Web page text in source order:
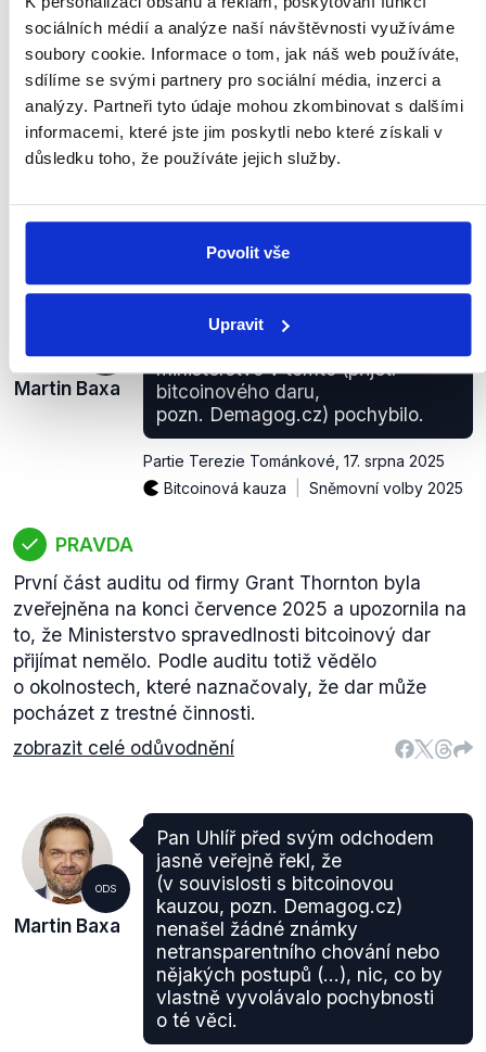
sociálních médií a analýze naší návštěvnosti využíváme
soubory cookie. Informace o tom, jak náš web používáte,
sdílíme se svými partnery pro sociální média, inzerci a
analýzy. Partneři tyto údaje mohou zkombinovat s dalšími
informacemi, které jste jim poskytli nebo které získali v
důsledku toho, že používáte jejich služby.
Povolit vše
Upravit
NEPRAVDA
Martin Baxa ani v Partii z 8. června, ani později
neřekl, že by se kauzou měla zabývat policie nebo
další orgány činné v trestním řízení. Teprve 18.
zobrazit celé odůvodnění
Martin Baxa
Audit, jehož první část byla
zveřejněna od firmy Grant
ministerstvo v tomto (přijetí
bitcoinového daru,
pozn. Demagog.cz) pochybilo.
Partie Terezie Tománkové 17. srpna 2025
Bitcoinová kauza
Sněmovní volby 2025
PRAVDA
První část auditu od firmy Grant Thornton byla
zveřejněna na konci července 2025 a upozornila na
to, že Ministerstvo spravedlnosti bitcoinový dar
přijímat nemělo. Podle auditu totiž vědělo
o okolnostech, které naznačovaly, že dar může
pocházet z trestné činnosti.
zobrazit celé odůvodnění
ODS
Martin Baxa
Pan Uhlíř před svým odchodem
jasně veřejně řekl, že
(v souvislosti s bitcoinovou
kauzou, pozn. Demagog.cz)
nenašel žádné známky
netransparentního chování nebo
nějakých postupů (…), nic, co by
vlastně vyvolávalo pochybnosti
o té věci.